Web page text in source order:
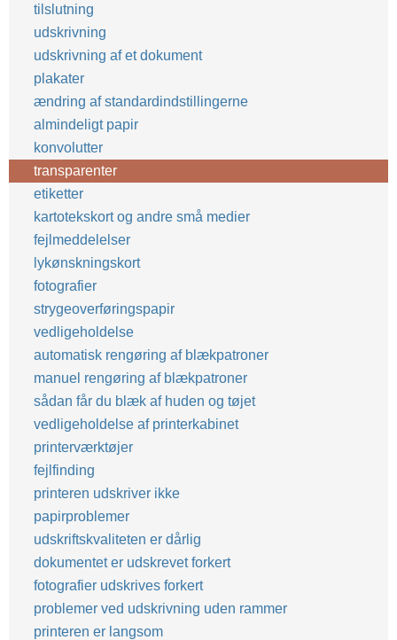
tilslutning
udskrivning
udskrivning af et dokument
plakater
ændring af standardindstillingerne
almindeligt papir
konvolutter
transparenter
etiketter
kartotekskort og andre små medier
fejlmeddelelser
lykønskningskort
fotografier
strygeoverføringspapir
vedligeholdelse
automatisk rengøring af blækpatroner
manuel rengøring af blækpatroner
sådan får du blæk af huden og tøjet
vedligeholdelse af printerkabinet
printerværktøjer
fejlfinding
printeren udskriver ikke
papirproblemer
udskriftskvaliteten er dårlig
dokumentet er udskrevet forkert
fotografier udskrives forkert
problemer ved udskrivning uden rammer
printeren er langsom